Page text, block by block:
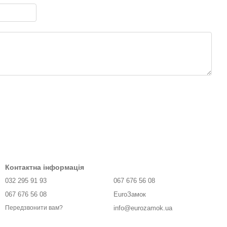
Контактна інформація
032 295 91 93
067 676 56 08
Передзвонити вам?
067 676 56 08
EuroЗамок
info@eurozamok.ua